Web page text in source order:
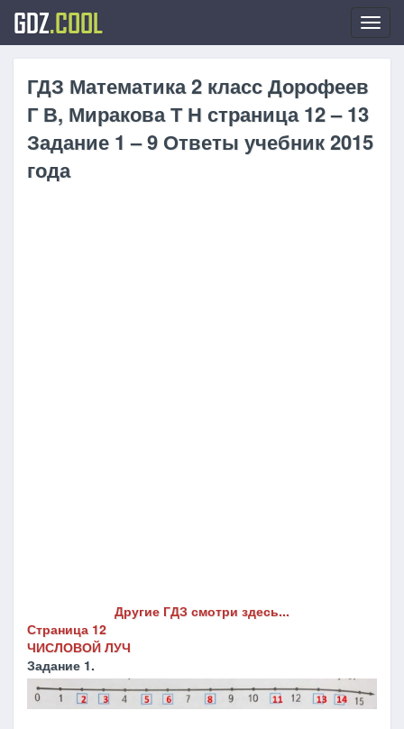
GDZ.COOL
ГДЗ Математика 2 класс Дорофеев
Г В, Миракова Т Н страница 12 – 13
Задание 1 – 9 Ответы учебник 2015
года
Другие ГДЗ смотри здесь...
Страница 12
ЧИСЛОВОЙ ЛУЧ
Задание 1.